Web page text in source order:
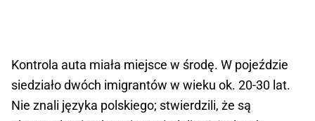
Kontrola auta miała miejsce w środę. W pojeździe
siedziało dwóch imigrantów w wieku ok. 20-30 lat.
Nie znali języka polskiego; stwierdzili, że są